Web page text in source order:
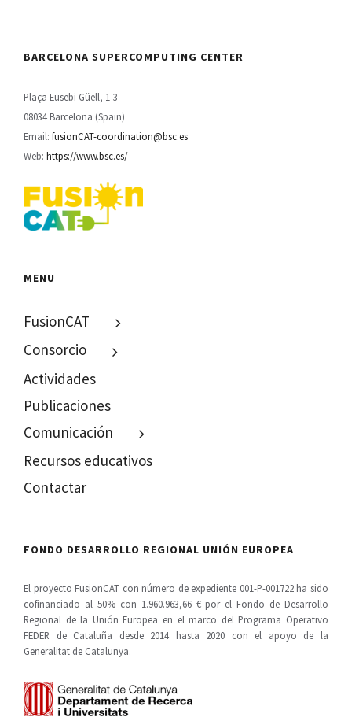
BARCELONA SUPERCOMPUTING CENTER
Plaça Eusebi Güell, 1-3
08034 Barcelona (Spain)
Email:fusionCAT-coordination@bsc.es
Web:https://www.bsc.es/
MENU
FusionCAT
Consorcio
Actividades
Publicaciones
Comunicación
Recursos educativos
Contactar
FONDO DESARROLLO REGIONAL UNIÓN EUROPEA
El proyecto FusionCAT con número de expediente 001-P-001722 ha sido
cofinanciado al 50% con 1.960.963,66 € por el Fondo de Desarrollo
Regional de la Unión Europea en el marco del Programa Operativo
FEDER de Cataluña desde 2014 hasta 2020 con el apoyo de la
Generalitat de Catalunya.